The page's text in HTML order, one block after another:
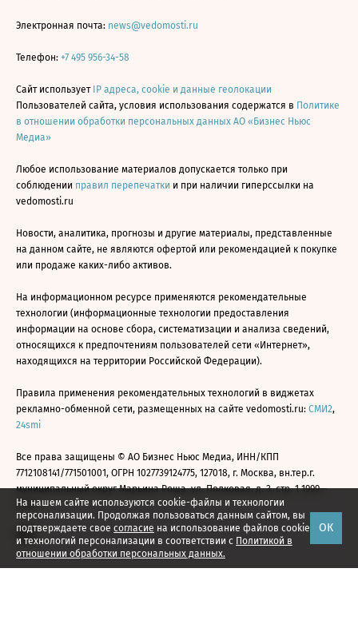
На нашем сайте используются cookie-файлы и технологии
персонализации. Продолжая пользоваться данным сайтом, вы
подтверждаете свое согласие на использование файлов cookie
и технологий персонализации в соответствии с Политикой в
отношении обработки персональных данных.
ОК
Электронная почта: news@vedomosti.ru
Телефон: +7 495 956-34-58
Сайт использует IP адреса, cookie и данные геолокации
Пользователей сайта, условия использования содержатся в Политике
в отношении обработки персональных данных АО «Бизнес Ньюс
Медиа»
Любое использование материалов допускается только при
соблюдении правил перепечатки и при наличии гиперссылки на
vedomosti.ru
Новости, аналитика, прогнозы и другие материалы, представленные
на данном сайте, не являются офертой или рекомендацией к покупке
или продаже каких-либо активов.
На информационном ресурсе применяются рекомендательные
технологии (информационные технологии предоставления
информации на основе сбора, систематизации и анализа сведений,
относящихся к предпочтениям пользователей сети «Интернет»,
находящихся на территории Российской Федерации).
Правила применения рекомендательных технологий в виджетах
рекламно-обменной сети, размещенных на сайте vedomosti.ru: СМИ2,
24smi
Все права защищены © АО Бизнес Ньюс Медиа, ИНН/КПП
7712108141/771501001, ОГРН 1027739124775, 127018, г. Москва, вн.тер.г.
муниципальный округ Марьина Роща, ул. Полковая, д. 3, стр. 1 1999—
2026